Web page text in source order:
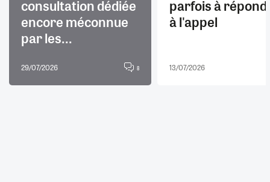
consultation dédiée
encore méconnue
par les...
29/07/2026 8
parfois à
à l'appel
13/07/2026